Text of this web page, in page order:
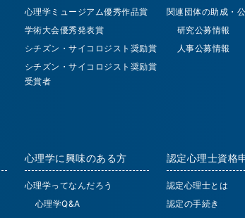
心理学ミュージアム優秀作品賞
学術大会優秀発表賞
シチズン・サイコロジスト奨励賞
シチズン・サイコロジスト奨励賞
受賞者
関連団体の助成・
研究公募情報
人事公募情報
心理学に興味のある方
心理学ってなんだろう
心理学Q&A
認定心理士資格
認定心理士とは
認定の手続き